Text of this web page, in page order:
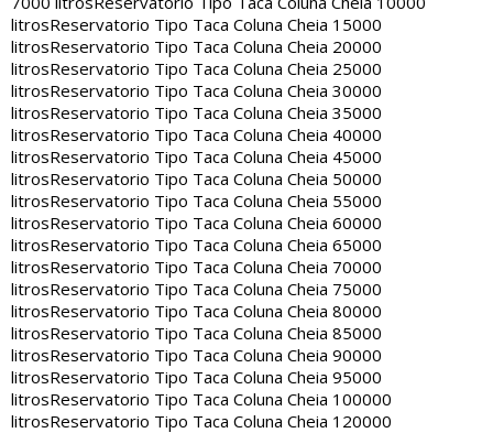
litrosReservatorio Tipo Taca Coluna Cheia 15000
litrosReservatorio Tipo Taca Coluna Cheia 20000
litrosReservatorio Tipo Taca Coluna Cheia 25000
litrosReservatorio Tipo Taca Coluna Cheia 30000
litrosReservatorio Tipo Taca Coluna Cheia 35000
litrosReservatorio Tipo Taca Coluna Cheia 40000
litrosReservatorio Tipo Taca Coluna Cheia 45000
litrosReservatorio Tipo Taca Coluna Cheia 50000
litrosReservatorio Tipo Taca Coluna Cheia 55000
litrosReservatorio Tipo Taca Coluna Cheia 60000
litrosReservatorio Tipo Taca Coluna Cheia 65000
litrosReservatorio Tipo Taca Coluna Cheia 70000
litrosReservatorio Tipo Taca Coluna Cheia 75000
litrosReservatorio Tipo Taca Coluna Cheia 80000
litrosReservatorio Tipo Taca Coluna Cheia 85000
litrosReservatorio Tipo Taca Coluna Cheia 90000
litrosReservatorio Tipo Taca Coluna Cheia 95000
litrosReservatorio Tipo Taca Coluna Cheia 100000
litrosReservatorio Tipo Taca Coluna Cheia 120000